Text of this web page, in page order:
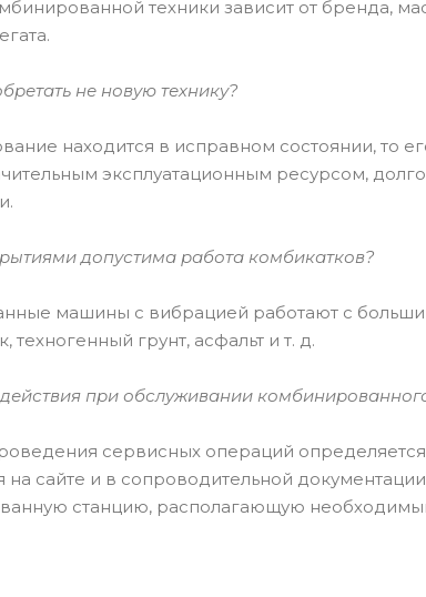
техники зависит от бренда,
не новую технику?
находится в исправном состоянии, то
эксплуатационным ресурсом,
допустима работа комбикатков?
машины с вибрацией работают с
техногенный грунт, асфальт и т. д.
при обслуживании
сервисных операций
на сайте и в сопроводительной
станцию, располагающую